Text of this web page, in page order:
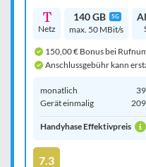
Netz
140 GB 5G
max. 50 MBit/s
150,00 € Bonus bei
Anschlussgebühr kann
monatlich
Gerät einmalig
Handyhase Effektivpreis
7.3